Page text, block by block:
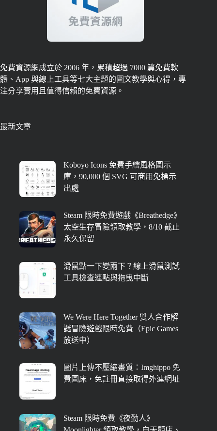
免費資源網成立於 2006 年，累積超過 7000 篇免費軟
體、App 與線上工具等七大主題的圖文教學與心得，專
注分享實用且值得信賴的免費資源。
最新文章
Koboyo Icons 免費手繪風格圖示
庫，90,000 個 SVG 可商用免標示
出處
Steam 限時免費遊戲《Breathedge》
太空生存冒險領取教學，8/10 截止
永久保留
滑鼠點一下變兩下？線上滑鼠測試
工具檢查連點與拖曳中斷
We Were Here Together 雙人合作解
謎冒險遊戲限時免費（Epic Games
放送中）
圖片上傳不壓縮畫質：Imghippo 免
費圖床，免註冊直接取得外連網址
Steam 限時免費《夜勤人》